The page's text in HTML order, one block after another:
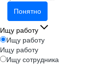
Понятно
Ищу работу
Ищу работу
Ищу работу
Ищу сотрудника